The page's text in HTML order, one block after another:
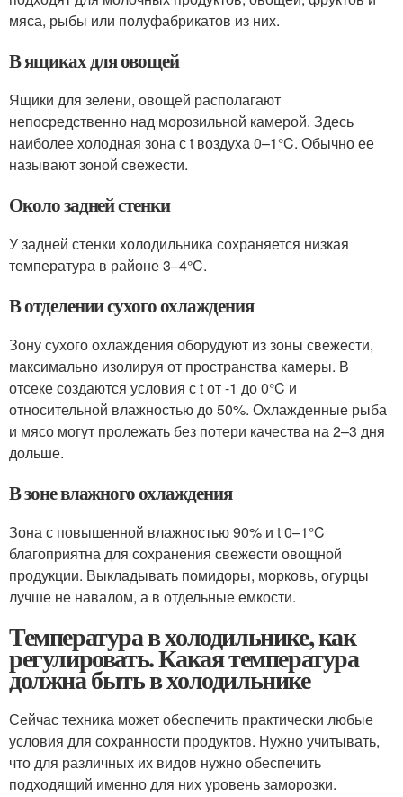
мяса, рыбы или полуфабрикатов из них.
В ящиках для овощей
Ящики для зелени, овощей располагают
непосредственно над морозильной камерой. Здесь
наиболее холодная зона с t воздуха 0–1°C. Обычно ее
называют зоной свежести.
Около задней стенки
У задней стенки холодильника сохраняется низкая
температура в районе 3–4°C.
В отделении сухого охлаждения
Зону сухого охлаждения оборудуют из зоны свежести,
максимально изолируя от пространства камеры. В
отсеке создаются условия с t от -1 до 0°C и
относительной влажностью до 50%. Охлажденные рыба
и мясо могут пролежать без потери качества на 2–3 дня
дольше.
В зоне влажного охлаждения
Зона с повышенной влажностью 90% и t 0–1°C
благоприятна для сохранения свежести овощной
продукции. Выкладывать помидоры, морковь, огурцы
лучше не навалом, а в отдельные емкости.
Температура в холодильнике, как
регулировать. Какая температура
должна быть в холодильнике
Сейчас техника может обеспечить практически любые
условия для сохранности продуктов. Нужно учитывать,
что для различных их видов нужно обеспечить
подходящий именно для них уровень заморозки.